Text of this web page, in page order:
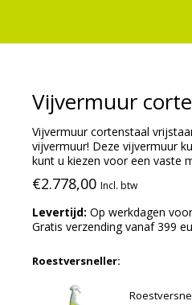
Vijvermuur
Vijvermuur cortenstaal
vijvermuur! Deze vijvermuur
kunt u kiezen voor een vaste
€2.778,00 Incl. btw
Levertijd: Op werkdagen
Gratis verzending vanaf 399
Roestversneller: